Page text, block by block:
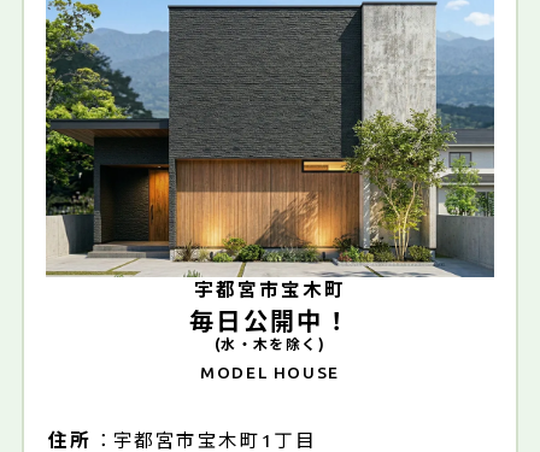
宇都宮市宝木町
毎日公開中！
(水・木を除く)
MODEL HOUSE
住所
宇都宮市宝木町1丁目